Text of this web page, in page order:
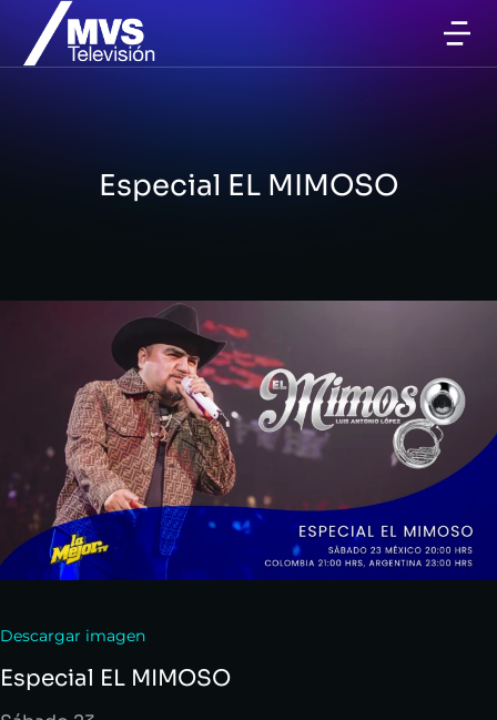
Especial EL MIMOSO
Descargar imagen
Especial EL MIMOSO